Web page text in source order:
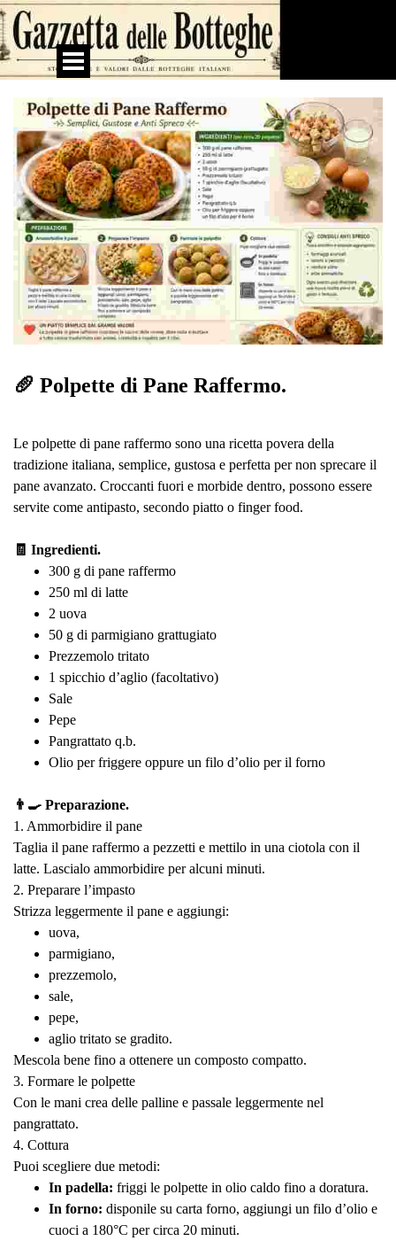
Vai ai contenuti
Salta menù
🥖 Polpette di Pane Raffermo.
Le polpette di pane raffermo sono una ricetta povera della
tradizione italiana, semplice, gustosa e perfetta per non sprecare il
pane avanzato. Croccanti fuori e morbide dentro, possono essere
servite come antipasto, secondo piatto o finger food.
🧾 Ingredienti.
300 g di pane raffermo
250 ml di latte
2 uova
50 g di parmigiano grattugiato
Prezzemolo tritato
1 spicchio d’aglio (facoltativo)
Sale
Pepe
Pangrattato q.b.
Olio per friggere oppure un filo d’olio per il forno
👨‍🍳 Preparazione.
1. Ammorbidire il pane
Taglia il pane raffermo a pezzetti e mettilo in una ciotola con il
latte. Lascialo ammorbidire per alcuni minuti.
2. Preparare l’impasto
Strizza leggermente il pane e aggiungi:
uova,
parmigiano,
prezzemolo,
sale,
pepe,
aglio tritato se gradito.
Mescola bene fino a ottenere un composto compatto.
3. Formare le polpette
Con le mani crea delle palline e passale leggermente nel
pangrattato.
4. Cottura
Puoi scegliere due metodi:
In padella: friggi le polpette in olio caldo fino a doratura.
In forno: disponile su carta forno, aggiungi un filo d’olio e
cuoci a 180°C per circa 20 minuti.